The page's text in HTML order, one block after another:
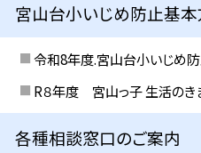
宮山台小いじめ防止基
令和8年度.宮山台小いじめ
R８年度 宮山っ子 生活のき
各種相談窓口のご案内